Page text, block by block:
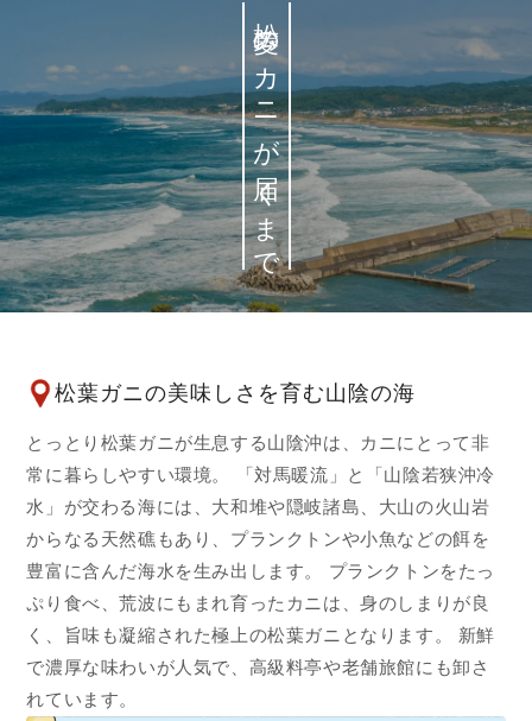
松菱のカニが届くまで
松葉ガニの美味しさを育む山陰の海
とっとり松葉ガニが生息する山陰沖は、カニにとって非
常に暮らしやすい環境。 「対馬暖流」と「山陰若狭沖冷
水」が交わる海には、大和堆や隠岐諸島、大山の火山岩
からなる天然礁もあり、プランクトンや小魚などの餌を
豊富に含んだ海水を生み出します。 プランクトンをたっ
ぷり食べ、荒波にもまれ育ったカニは、身のしまりが良
く、旨味も凝縮された極上の松葉ガニとなります。 新鮮
で濃厚な味わいが人気で、高級料亭や老舗旅館にも卸さ
れています。